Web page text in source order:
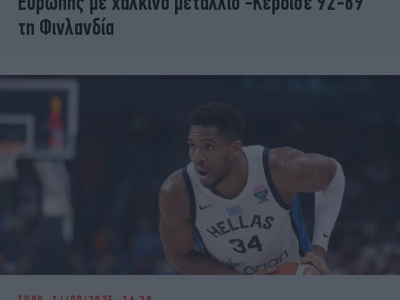
τη Φινλανδία